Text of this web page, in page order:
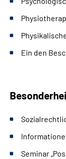
Ein den
Seminar